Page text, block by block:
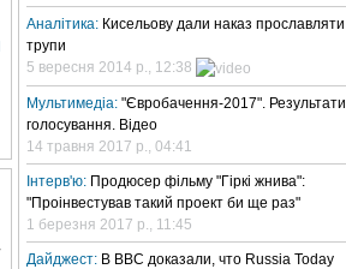
Аналітика: Кисельову дали наказ прославляти
трупи
5 вересня 2014 р., 12:38
Мультимедіа: "Євробачення-2017". Результати
голосування. Відео
14 травня 2017 р., 04:41
Інтерв'ю: Продюсер фільму "Гіркі жнива":
"Проінвестував такий проект би ще раз"
1 березня 2017 р., 11:45
Дайджест: В BBC доказали, что Russia Today